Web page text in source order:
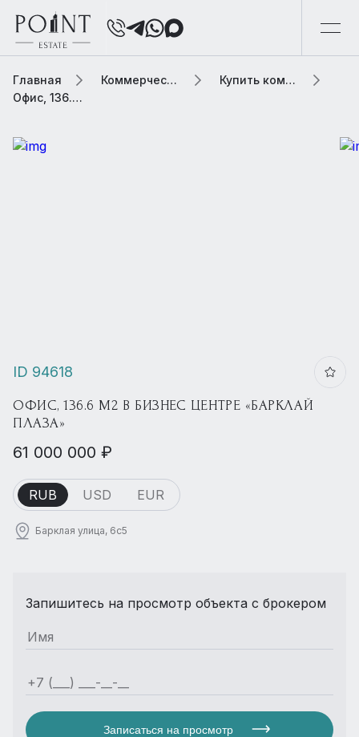
Главная Коммерческая элитная недвижимость
Купить коммерческую недвижимость
Офис, 136.6 м2 В бизнес центре «Барклай Плаза»
ID 94618
ОФИС, 136.6 М2 В БИЗНЕС ЦЕНТРЕ «БАРКЛАЙ
ПЛАЗА»
61 000 000 ₽
RUB USD EUR
Барклая улица, 6с5
Запишитесь на просмотр объекта с брокером
Записаться на просмотр